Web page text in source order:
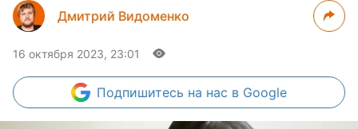
Дмитрий Видоменко
16 октября 2023, 23:01
Подпишитесь на нас в Google